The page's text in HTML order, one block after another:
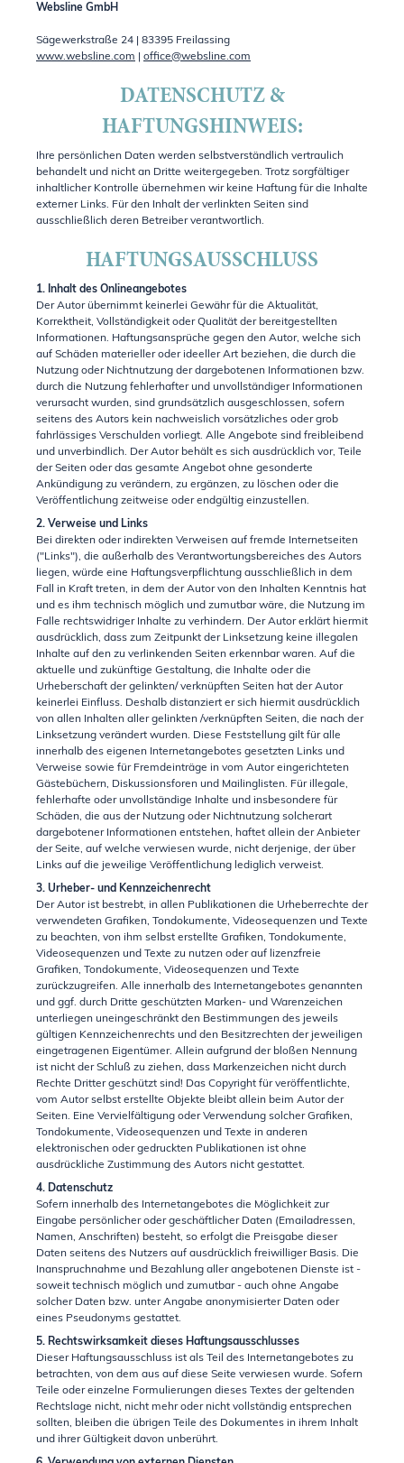
Websline GmbH
Sägewerkstraße 24 | 83395 Freilassing
www.websline.com
office@websline.com
DATENSCHUTZ &
HAFTUNGSHINWEIS:
Ihre persönlichen Daten werden selbstverständlich vertraulich
behandelt und nicht an Dritte weitergegeben. Trotz sorgfältiger
inhaltlicher Kontrolle übernehmen wir keine Haftung für die Inhalte
externer Links. Für den Inhalt der verlinkten Seiten sind
ausschließlich deren Betreiber verantwortlich.
HAFTUNGSAUSSCHLUSS
1. Inhalt des Onlineangebotes
Der Autor übernimmt keinerlei Gewähr für die Aktualität,
Korrektheit, Vollständigkeit oder Qualität der bereitgestellten
Informationen. Haftungsansprüche gegen den Autor, welche sich
auf Schäden materieller oder ideeller Art beziehen, die durch die
Nutzung oder Nichtnutzung der dargebotenen Informationen bzw.
durch die Nutzung fehlerhafter und unvollständiger Informationen
verursacht wurden, sind grundsätzlich ausgeschlossen, sofern
seitens des Autors kein nachweislich vorsätzliches oder grob
fahrlässiges Verschulden vorliegt. Alle Angebote sind freibleibend
und unverbindlich. Der Autor behält es sich ausdrücklich vor, Teile
der Seiten oder das gesamte Angebot ohne gesonderte
Ankündigung zu verändern, zu ergänzen, zu löschen oder die
Veröffentlichung zeitweise oder endgültig einzustellen.
2. Verweise und Links
Bei direkten oder indirekten Verweisen auf fremde Internetseiten
("Links"), die außerhalb des Verantwortungsbereiches des Autors
liegen, würde eine Haftungsverpflichtung ausschließlich in dem
Fall in Kraft treten, in dem der Autor von den Inhalten Kenntnis hat
und es ihm technisch möglich und zumutbar wäre, die Nutzung im
Falle rechtswidriger Inhalte zu verhindern. Der Autor erklärt hiermit
ausdrücklich, dass zum Zeitpunkt der Linksetzung keine illegalen
Inhalte auf den zu verlinkenden Seiten erkennbar waren. Auf die
aktuelle und zukünftige Gestaltung, die Inhalte oder die
Urheberschaft der gelinkten/ verknüpften Seiten hat der Autor
keinerlei Einfluss. Deshalb distanziert er sich hiermit ausdrücklich
von allen Inhalten aller gelinkten /verknüpften Seiten, die nach der
Linksetzung verändert wurden. Diese Feststellung gilt für alle
innerhalb des eigenen Internetangebotes gesetzten Links und
Verweise sowie für Fremdeinträge in vom Autor eingerichteten
Gästebüchern, Diskussionsforen und Mailinglisten. Für illegale,
fehlerhafte oder unvollständige Inhalte und insbesondere für
Schäden, die aus der Nutzung oder Nichtnutzung solcherart
dargebotener Informationen entstehen, haftet allein der Anbieter
der Seite, auf welche verwiesen wurde, nicht derjenige, der über
Links auf die jeweilige Veröffentlichung lediglich verweist.
3. Urheber- und Kennzeichenrecht
Der Autor ist bestrebt, in allen Publikationen die Urheberrechte der
verwendeten Grafiken, Tondokumente, Videosequenzen und Texte
zu beachten, von ihm selbst erstellte Grafiken, Tondokumente,
Videosequenzen und Texte zu nutzen oder auf lizenzfreie
Grafiken, Tondokumente, Videosequenzen und Texte
zurückzugreifen. Alle innerhalb des Internetangebotes genannten
und ggf. durch Dritte geschützten Marken- und Warenzeichen
unterliegen uneingeschränkt den Bestimmungen des jeweils
gültigen Kennzeichenrechts und den Besitzrechten der jeweiligen
eingetragenen Eigentümer. Allein aufgrund der bloßen Nennung
ist nicht der Schluß zu ziehen, dass Markenzeichen nicht durch
Rechte Dritter geschützt sind! Das Copyright für veröffentlichte,
vom Autor selbst erstellte Objekte bleibt allein beim Autor der
Seiten. Eine Vervielfältigung oder Verwendung solcher Grafiken,
Tondokumente, Videosequenzen und Texte in anderen
elektronischen oder gedruckten Publikationen ist ohne
ausdrückliche Zustimmung des Autors nicht gestattet.
4. Datenschutz
Sofern innerhalb des Internetangebotes die Möglichkeit zur
Eingabe persönlicher oder geschäftlicher Daten (Emailadressen,
Namen, Anschriften) besteht, so erfolgt die Preisgabe dieser
Daten seitens des Nutzers auf ausdrücklich freiwilliger Basis. Die
Inanspruchnahme und Bezahlung aller angebotenen Dienste ist -
soweit technisch möglich und zumutbar - auch ohne Angabe
solcher Daten bzw. unter Angabe anonymisierter Daten oder
eines Pseudonyms gestattet.
5. Rechtswirksamkeit dieses Haftungsausschlusses
Dieser Haftungsausschluss ist als Teil des Internetangebotes zu
betrachten, von dem aus auf diese Seite verwiesen wurde. Sofern
Teile oder einzelne Formulierungen dieses Textes der geltenden
Rechtslage nicht, nicht mehr oder nicht vollständig entsprechen
sollten, bleiben die übrigen Teile des Dokumentes in ihrem Inhalt
und ihrer Gültigkeit davon unberührt.